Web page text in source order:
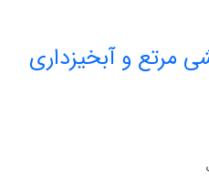
مرتع و آبخیزداری